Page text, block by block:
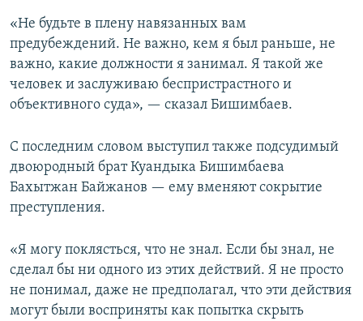
«Не будьте в плену навязанных вам
предубеждений. Не важно, кем я был раньше, не
важно, какие должности я занимал. Я такой же
человек и заслуживаю беспристрастного и
объективного суда», — сказал Бишимбаев.
С последним словом выступил также подсудимый
двоюродный брат Куандыка Бишимбаева
Бахытжан Байжанов — ему вменяют сокрытие
преступления.
«Я могу поклясться, что не знал. Если бы знал, не
сделал бы ни одного из этих действий. Я не просто
не понимал, даже не предполагал, что эти действия
могут были восприняты как попытка скрыть